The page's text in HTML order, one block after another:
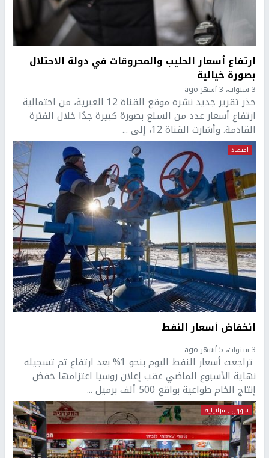
ارتفاع أسعار الحليب والمحروقات في دولة الاحتلال
بصورة خيالية
3 سنوات، 3 أشهر ago
حذر تقرير جديد نشره موقع القناة 12 العبرية، من احتمالية
ارتفاع أسعار عدد من السلع بصورة كبيرة جدًا خلال الفترة
القادمة. وأشارت القناة 12، إلى ...
اقتصاد
انخفاض أسعار النفط
3 سنوات، 5 أشهر ago
تراجعت أسعار النفط اليوم بنحو 1% بعد ارتفاع تم تسجيله
نهاية الأسبوع الماضي عقب إعلان روسيا اعتزامها خفض
إنتاج الخام طواعية بواقع 500 ألف برميل ...
شؤون إسرائيلية